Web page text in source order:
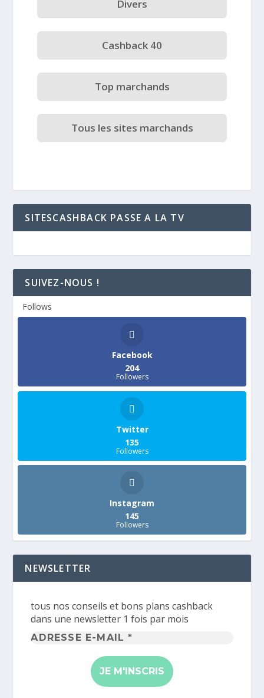
Divers
Cashback 40
Top marchands
Tous les sites marchands
SITESCASHBACK PASSE A LA TV
SUIVEZ-NOUS !
Follows
Facebook
204
Followers
Twitter
135
Followers
Instagram
145
Followers
NEWSLETTER
tous nos conseils et bons plans cashback
dans une newsletter 1 fois par mois
Adresse
mail
*